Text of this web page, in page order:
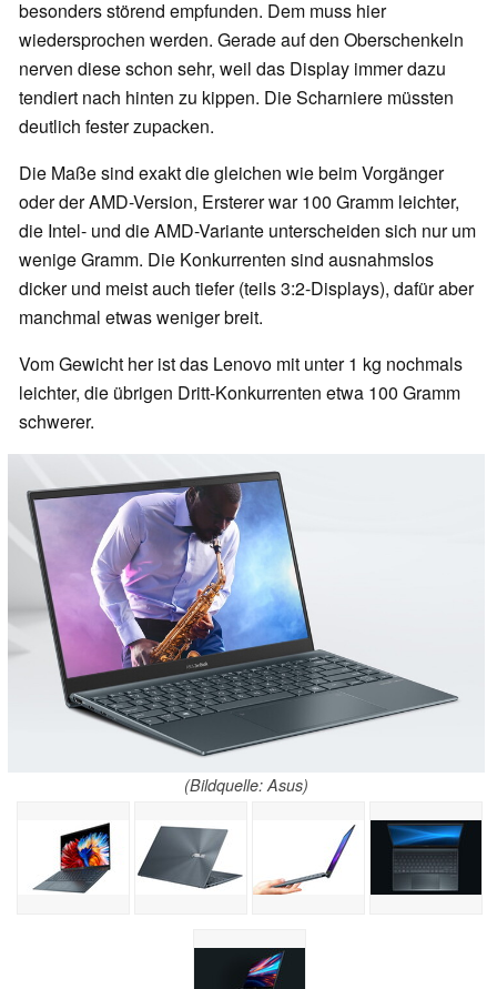
besonders störend empfunden. Dem muss hier
wiedersprochen werden. Gerade auf den Oberschenkeln
nerven diese schon sehr, weil das Display immer dazu
tendiert nach hinten zu kippen. Die Scharniere müssten
deutlich fester zupacken.
Die Maße sind exakt die gleichen wie beim Vorgänger
oder der AMD-Version, Ersterer war 100 Gramm leichter,
die Intel- und die AMD-Variante unterscheiden sich nur um
wenige Gramm. Die Konkurrenten sind ausnahmslos
dicker und meist auch tiefer (teils 3:2-Displays), dafür aber
manchmal etwas weniger breit.
Vom Gewicht her ist das Lenovo mit unter 1 kg nochmals
leichter, die übrigen Dritt-Konkurrenten etwa 100 Gramm
schwerer.
(Bildquelle: Asus)